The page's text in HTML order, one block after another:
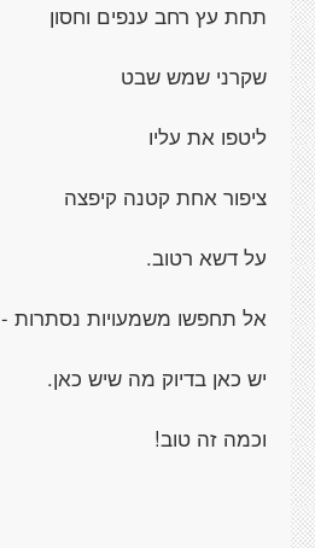
תחת עץ רחב ענפים וחסון
שקרני שמש שבט
ליטפו את עליו
ציפור אחת קטנה קיפצה
על דשא רטוב.
אל תחפשו משמעויות נסתרות -
יש כאן בדיוק מה שיש כאן.
וכמה זה טוב!